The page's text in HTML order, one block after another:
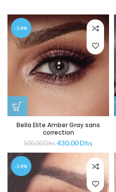
-14%
Bella Elite Amber Gray sans
correction
500.00Dhs 430.00Dhs
-14%